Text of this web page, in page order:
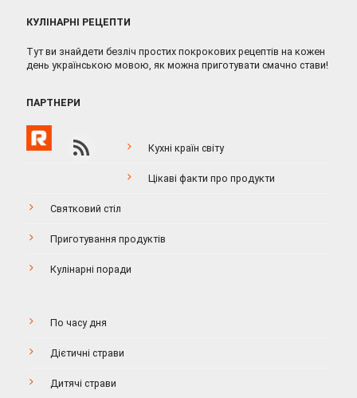
КУЛІНАРНІ РЕЦЕПТИ
Тут ви знайдети безліч простих покрокових рецептів на кожен
день українською мовою, як можна приготувати смачно стави!
ПАРТНЕРИ
Кухні країн світу
Цікаві факти про продукти
Святковий стіл
Приготування продуктів
Кулінарні поради
По часу дня
Дієтичні страви
Дитячі страви